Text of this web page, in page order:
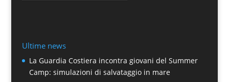
Ultime news
La Guardia Costiera incontra giovani del Summer
Camp: simulazioni di salvataggio in mare